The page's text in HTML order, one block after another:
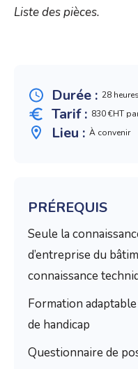
Liste des pièces.
Durée : 28 heures
Tarif : 830 €HT
Lieu : À convenir
PRÉREQUIS
Seule la
d’entreprise du
connaissance
Formation
de handicap
Questionnaire de